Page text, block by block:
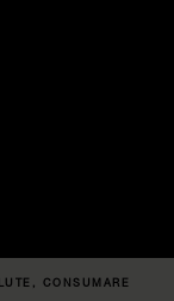
CONSUMARE